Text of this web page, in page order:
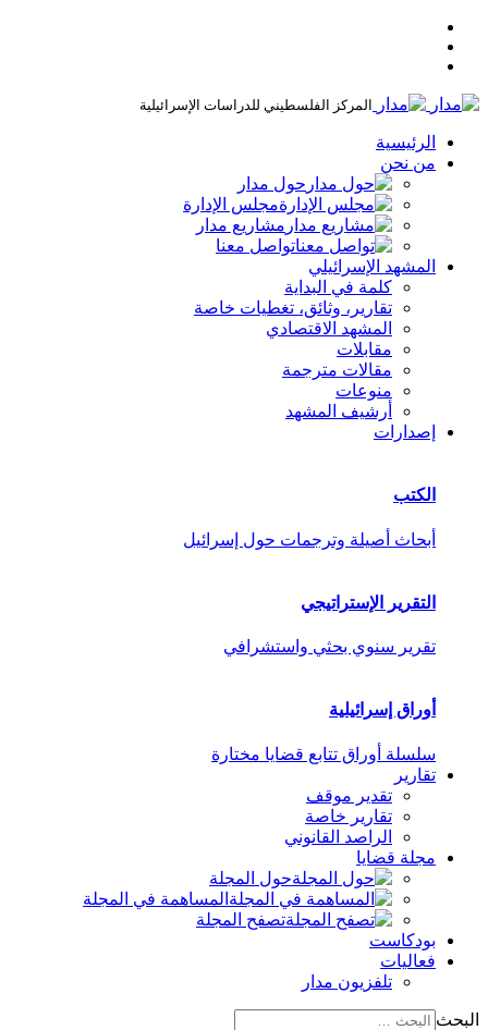
المركز الفلسطيني للدراسات الإسرائيلية
الرئيسية
من نحن
حول مدار
مجلس الإدارة
مشاريع مدار
تواصل معنا
المشهد الإسرائيلي
كلمة في البداية
تقارير، وثائق، تغطيات خاصة
المشهد الاقتصادي
مقابلات
مقالات مترجمة
منوعات
أرشيف المشهد
إصدارات
الكتب
أبحاث أصيلة وترجمات حول إسرائيل
التقرير الإستراتيجي
تقرير سنوي بحثي واستشرافي
أوراق إسرائيلية
سلسلة أوراق تتابع قضايا مختارة
تقارير
تقدير موقف
تقارير خاصة
الراصد القانوني
مجلة قضايا
حول المجلة
المساهمة في المجلة
تصفح المجلة
بودكاست
فعاليات
تلفزيون مدار
البحث